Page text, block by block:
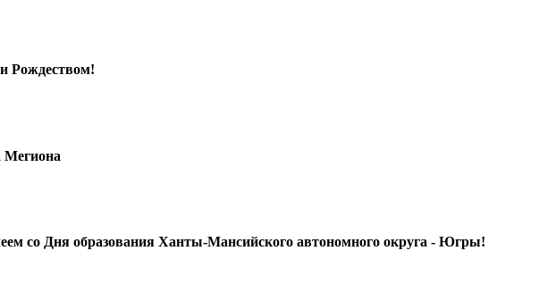
Рождеством!
Мегиона
со Дня образования Ханты-Мансийского автономного округа - Югры!